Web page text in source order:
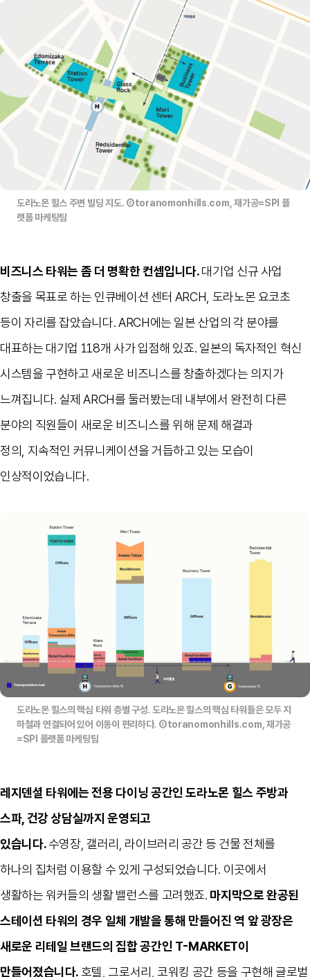
도라노몬 힐스 주변 빌딩 지도. Ⓒtoranomonhills.com, 재가공=SPI 플
랫폼 마케팅팀
비즈니스 타워는 좀 더 명확한 컨셉입니다.대기업 신규 사업
창출을 목표로 하는 인큐베이션 센터 ARCH, 도라노몬 요코초
등이 자리를 잡았습니다. ARCH에는 일본 산업의 각 분야를
대표하는 대기업 118개 사가 입점해 있죠. 일본의 독자적인 혁신
시스템을 구현하고 새로운 비즈니스를 창출하겠다는 의지가
느껴집니다. 실제ARCH를 둘러봤는데 내부에서 완전히 다른
분야의 직원들이 새로운 비즈니스를 위해 문제 해결과
정의
지속적인 커뮤니케이션을 거듭하고 있는 모습이
인상적이었습니다.
도라노몬 힐스의 핵심 타워 층별 구성. 도라노몬 힐스의 핵심 타워들은 모두 지
하철과 연결되어 있어 이동이 편리하다. Ⓒtoranomonhills.com, 재가공
=SPI 플랫폼 마케팅팀
레지덴셜 타워에는 전용 다이닝 공간인 도라노몬 힐스 주방과
스파, 건강 상담실까지 운영되고
있습니다.수영장,갤러리
라이브러리 공간 등 건물 전체를
하나의 집처럼 이용할 수 있게 구성되었습니다. 이곳에서
생활하는 워커들의 생활 밸런스를 고려했죠. 마지막으로 완공된
스테이션 타워의 경우 일체 개발을 통해 만들어진 역 앞 광장은
새로운 리테일 브랜드의 집합 공간인 T-MARKET이
만들어졌습니다.호텔 ,그로서리 ,코워킹 공간 등을 구현해 글로벌